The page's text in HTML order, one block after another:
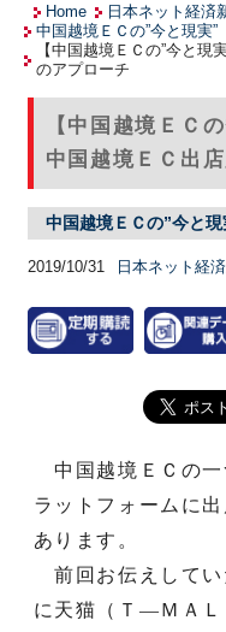
Home 日本ネット経済
中国越境ＥＣの”今と現実”
【中国越境ＥＣの”今と
のアプローチ
【中国越境ＥＣ
中国越境ＥＣ出
中国越境ＥＣの”今と現
2019/10/31 日本ネット経
中国越境ＥＣの一
ラットフォームに
あります。
前回お伝えしてい
に天猫（Ｔ―ＭＡＬ